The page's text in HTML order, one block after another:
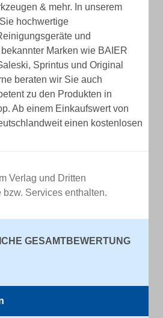
& mehr. In unserem
hochwertige
und
Marken wie BAIER
Sprintus und Original
beraten wir Sie auch
zu den Produkten in
Ab einem Einkaufswert von
einen kostenlosen
Verlag und Dritten
bzw. Services enthalten.
GESAMTBEWERTUNG